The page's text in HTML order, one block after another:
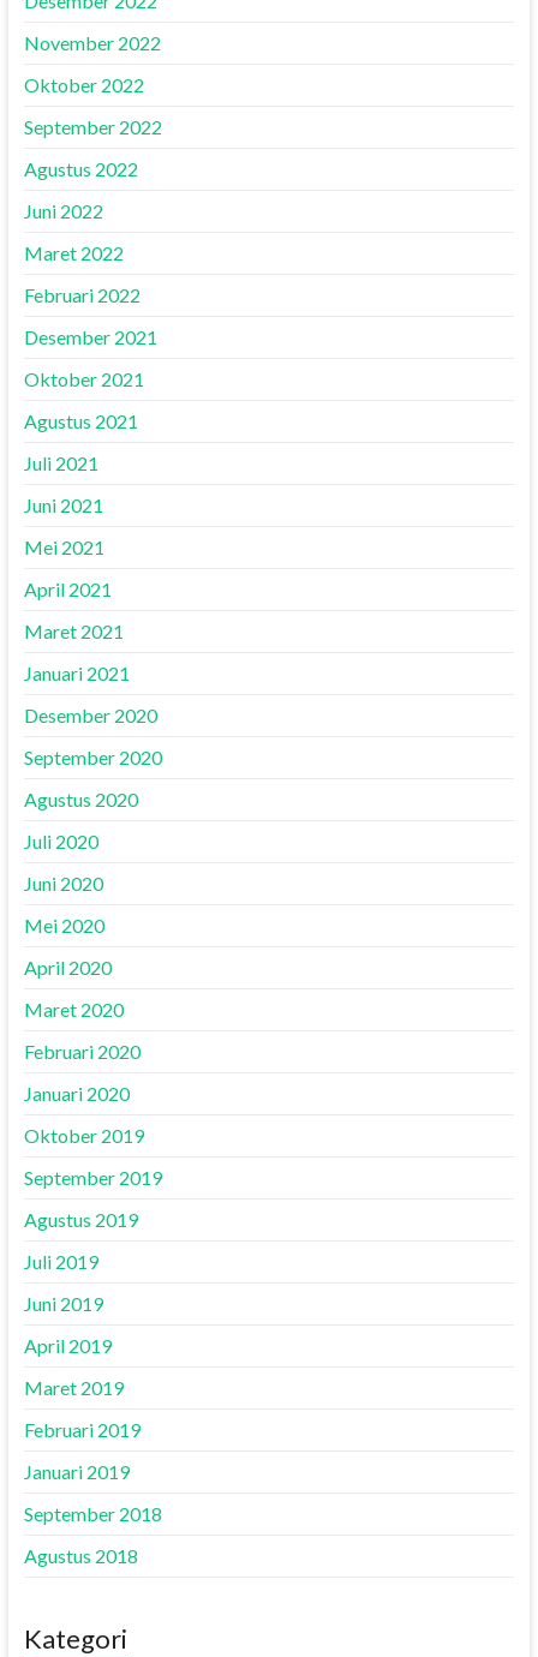
November 2022
Oktober 2022
September 2022
Agustus 2022
Juni 2022
Maret 2022
Februari 2022
Desember 2021
Oktober 2021
Agustus 2021
Juli 2021
Juni 2021
Mei 2021
April 2021
Maret 2021
Januari 2021
Desember 2020
September 2020
Agustus 2020
Juli 2020
Juni 2020
Mei 2020
April 2020
Maret 2020
Februari 2020
Januari 2020
Oktober 2019
September 2019
Agustus 2019
Juli 2019
Juni 2019
April 2019
Maret 2019
Februari 2019
Januari 2019
September 2018
Agustus 2018
Kategori